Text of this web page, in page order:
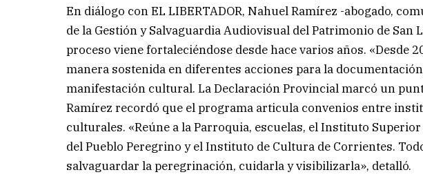
En diálogo con EL LIBERTADOR, Nahuel Ramírez -abogado,
de la Gestión y Salvaguardia Audiovisual del Patrimonio de San
proceso viene fortaleciéndose desde hace varios años. «Desde
manera sostenida en diferentes acciones para la
manifestación cultural. La Declaración Provincial marcó un
Ramírez recordó que el programa articula convenios entre
culturales. «Reúne a la Parroquia, escuelas, el Instituto
del Pueblo Peregrino y el Instituto de Cultura de Corrientes.
salvaguardar la peregrinación, cuidarla y visibilizarla», detalló.